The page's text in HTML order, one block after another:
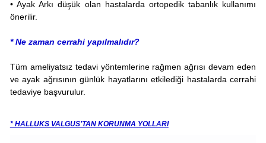
• Ayak Arkı düşük olan hastalarda ortopedik tabanlık kullanımı
önerilir.
* Ne zaman cerrahi yapılmalıdır?
Tüm ameliyatsız tedavi yöntemlerine rağmen ağrısı devam eden
ve ayak ağrısının günlük hayatlarını etkilediği hastalarda cerrahi
tedaviye başvurulur.
* HALLUKS VALGUS'TAN KORUNMA YOLLARI